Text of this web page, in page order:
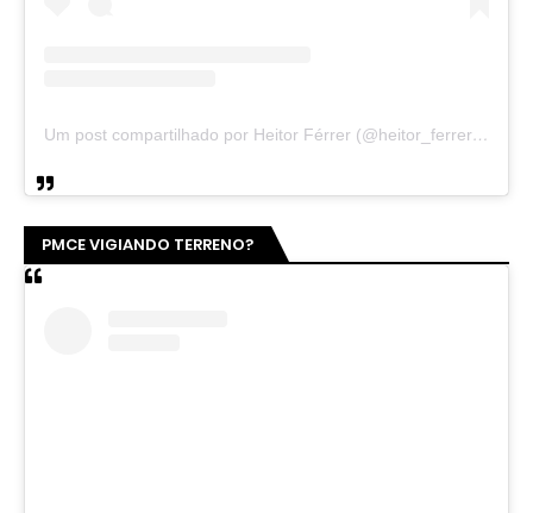
Um post compartilhado por Heitor Férrer (@heitor_ferrer77)
PMCE VIGIANDO TERRENO?